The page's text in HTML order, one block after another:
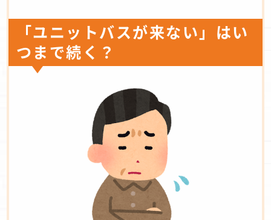
「ユニットバスが来ない」はい
つまで続く？